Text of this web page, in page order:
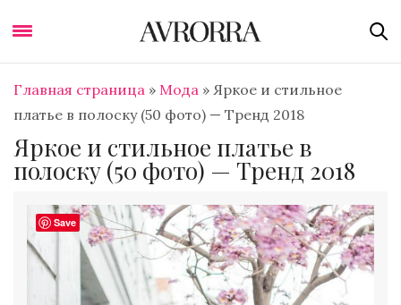
Главная страница » Мода » Яркое и стильное
платье в полоску (50 фото) — Тренд 2018
Яркое и стильное платье в
полоску (50 фото) — Тренд 2018
Save